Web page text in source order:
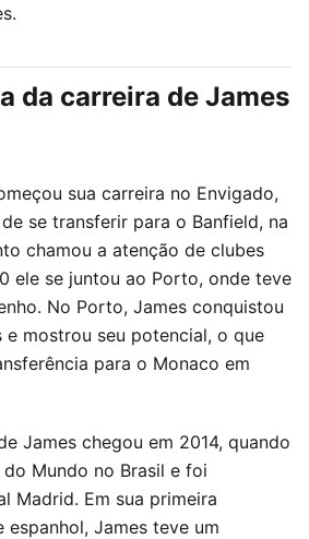
da carreira de James
sua carreira no Envigado,
se transferir para o Banfield, na
chamou a atenção de clubes
ele se juntou ao Porto, onde teve
No Porto, James conquistou
mostrou seu potencial, o que
para o Monaco em
James chegou em 2014, quando
Mundo no Brasil e foi
Madrid. Em sua primeira
James teve um